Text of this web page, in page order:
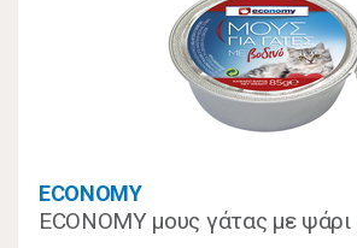
ECONOMY
ECONOMY μους γάτας με